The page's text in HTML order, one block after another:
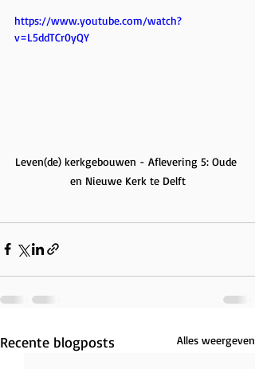
https://www.youtube.com/watch?
v=L5ddTCr0yQY
Leven(de) kerkgebouwen - Aflevering 5: Oude
en Nieuwe Kerk te Delft
Recente blogposts Alles weergeven